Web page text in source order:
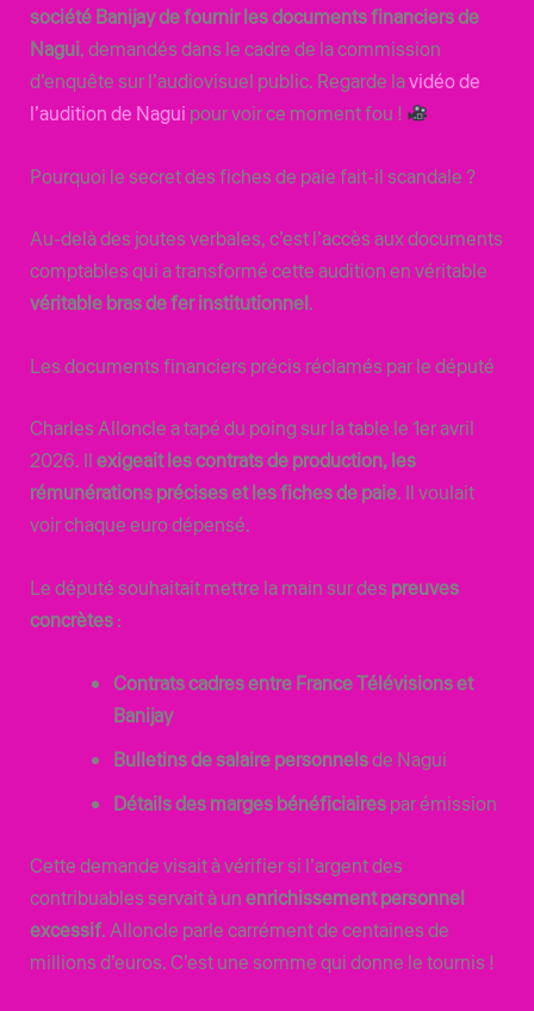
société Banijay de fournir les documents financiers de
Nagui, demandés dans le cadre de la commission
d’enquête sur l’audiovisuel public. Regarde lavidéo de
l’audition de Nagui pour voir ce moment fou !
Pourquoi le secret des fiches de paie fait-il scandale ?
Au-delà des joutes verbales, c’est l’accès aux documents
comptables qui a transformé cette audition en véritable
véritable bras de fer institutionnel.
Les documents financiers précis réclamés par le député
Charles Alloncle a tapé du poing sur la table le 1er avril
2026. Ilexigeait les contrats de production, les
rémunérations précises et les fiches de paie. Il voulait
voir chaque euro dépensé.
Le député souhaitait mettre la main sur des preuves
concrètes:
Contrats cadres entre France Télévisions et
Banijay
Bulletins de salaire personnelsde Nagui
Détails des marges bénéficiairespar émission
Cette demande visait à vérifier si l’argent des
contribuables servait à unenrichissement personnel
excessif. Alloncle parle carrément de centaines de
millions d’euros. C’est une somme qui donne le tournis !